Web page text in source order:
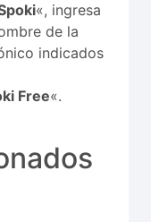
«, ingresa
de la
indicados
Free«.